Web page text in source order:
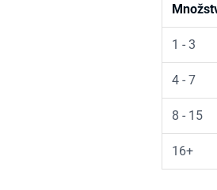
1 - 3
4 - 7
8 - 15
16+